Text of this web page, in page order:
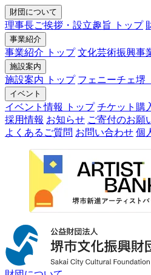
財団について
理事長ご挨拶・設立趣旨 トップ
事業紹介
事業紹介 トップ 文化芸術振興事
施設案内
施設案内 トップ フェニーチェ堺
イベント
イベント情報 トップ チケット購
採用情報 お知らせ ご寄付のお願
よくあるご質問 お問い合わせ 個